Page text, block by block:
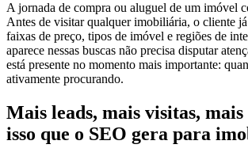
A jornada de compra ou aluguel de um imóvel
Antes de visitar qualquer imobiliária, o cliente
faixas de preço, tipos de imóvel e regiões de
aparece nessas buscas não precisa disputar
está presente no momento mais importante:
ativamente procurando.
Mais leads, mais visitas,
isso que o SEO gera para